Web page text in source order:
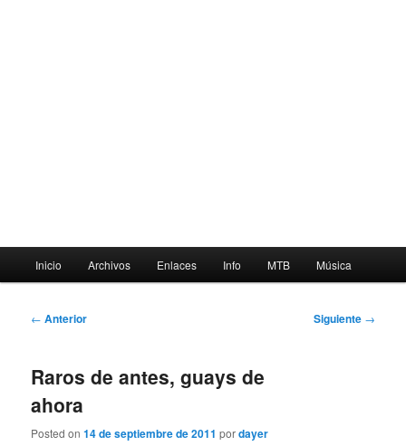
principal
Inicio Archivos Enlaces Info MTB Música
Navegación
← Anterior Siguiente →
Raros de antes, guays de
ahora
Posted on14 de septiembre de 2011 pordayer